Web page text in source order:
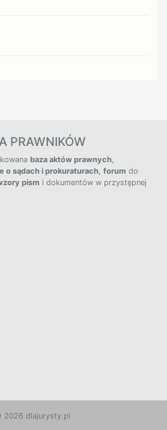
PRAWNIKÓW
baza aktów prawnych,
o sądach i prokuraturach, forum do
pism i dokumentów w przystępnej
2026 dlajurysty.pl